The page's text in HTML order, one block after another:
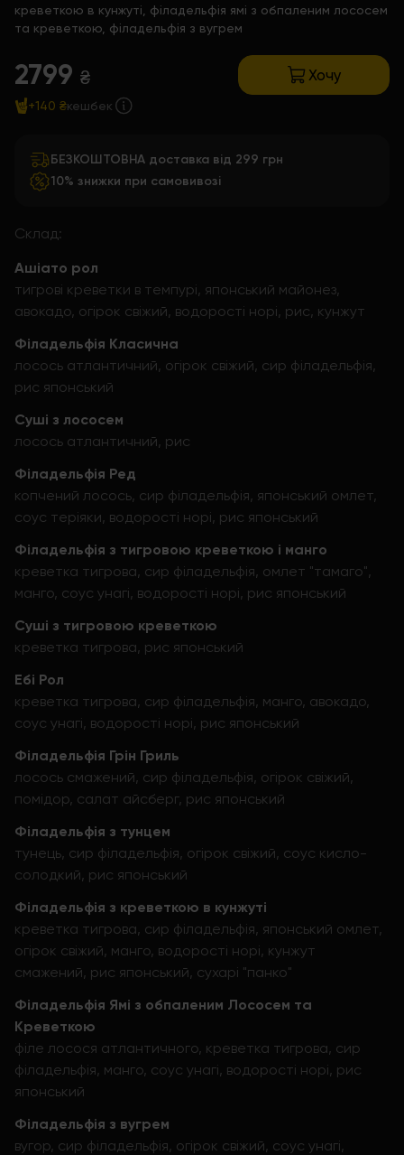
креветкою в кунжуті, філадельфія ямі з обпаленим лососем
та креветкою, філадельфія з вугрем
2799 ₴ Хочу
+140 ₴кешбек
БЕЗКОШТОВНА доставка від 299 грн
10% знижки при самовивозі
Склад:
Ашіато рол
тигрові креветки в темпурі, японський майонез,
авокадо, огірок свіжий, водорості норі, рис, кунжут
Філадельфія Класична
лосось атлантичний, огірок свіжий, сир філадельфія,
рис японський
Суші з лососем
лосось атлантичний, рис
Філадельфія Ред
копчений лосось, сир філадельфія, японський омлет,
соус теріяки, водорості норі, рис японський
Філадельфія з тигровою креветкою і манго
креветка тигрова, сир філадельфія, омлет "тамаго",
манго, соус унагі, водорості норі, рис японський
Суші з тигровою креветкою
креветка тигрова, рис японський
Ебі Рол
креветка тигрова, сир філадельфія, манго, авокадо,
соус унагі, водорості норі, рис японський
Філадельфія Грін Гриль
лосось смажений, сир філадельфія, огірок свіжий,
помідор, салат айсберг, рис японський
Філадельфія з тунцем
тунець, сир філадельфія, огірок свіжий, соус кисло-
солодкий, рис японський
Філадельфія з креветкою в кунжуті
креветка тигрова, сир філадельфія, японський омлет,
огірок свіжий, манго, водорості норі, кунжут
смажений, рис японський, сухарі "панко"
Філадельфія Ямі з обпаленим Лососем та
Креветкою
філе лосося атлантичного, креветка тигрова, сир
філадельфія, манго, соус унагі, водорості норі, рис
японський
Філадельфія з вугрем
вугор, сир філадельфія, огірок свіжий, соус унагі,